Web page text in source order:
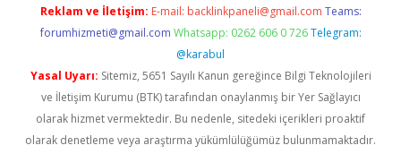
Reklam ve İletişim: E-mail: backlinkpaneli@gmail.com Teams:
forumhizmeti@gmail.com Whatsapp: 0262 606 0 726 Telegram:
@karabul
Yasal Uyarı: Sitemiz, 5651 Sayılı Kanun gereğince Bilgi Teknolojileri
ve İletişim Kurumu (BTK) tarafından onaylanmış bir Yer Sağlayıcı
olarak hizmet vermektedir. Bu nedenle, sitedeki içerikleri proaktif
olarak denetleme veya araştırma yükümlülüğümüz bulunmamaktadır.